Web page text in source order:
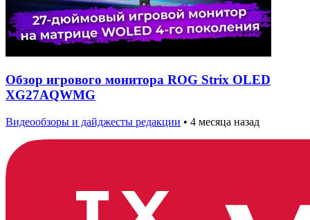
Обзор игрового монитора ROG Strix OLED
XG27AQWMG
Видеообзоры и дайджесты редакции • 4 месяца назад